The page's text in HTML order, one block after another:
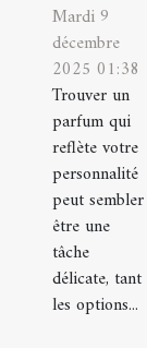
Mardi 9
décembre
2025 01:38
Trouver un
parfum qui
reflète votre
personnalité
peut sembler
être une
tâche
délicate, tant
les options...